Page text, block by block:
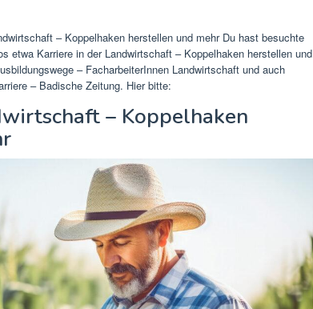
– Koppelhaken herstellen und mehr Du hast besuchte
etwa Karriere in der Landwirtschaft – Koppelhaken herstellen und
– FacharbeiterInnen Landwirtschaft und auch
– Badische Zeitung. Hier bitte:
– Koppelhaken